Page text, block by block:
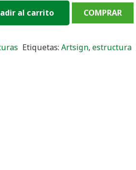
al carrito COMPRAR
Etiquetas: Artsign, estructura